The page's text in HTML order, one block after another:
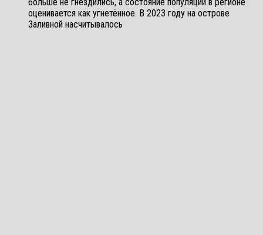
оценивается как угнетённое. В 2023 году на острове
Заливной насчитывалось